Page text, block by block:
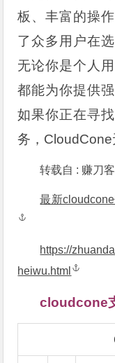
板、丰富的操
了众多用户在
无论你是个人
都能为你提供
如果你正在寻
务，CloudCone
转载自 : 赚刀客
最新
https://
heiwu.html
cloudcone